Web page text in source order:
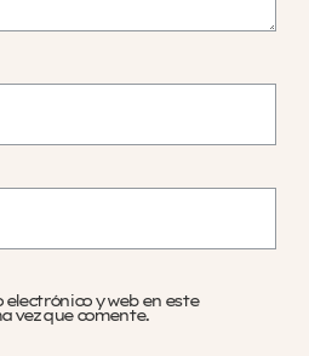
y web en este
vez que comente.